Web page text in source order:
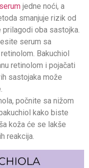
jedne noći, a
smanjuje rizik od
oba sastojka.
serum sa
Bakuchiol
retinolom i pojačati
sastojaka može
počnite sa nižom
kako biste
koža će se lakše
reakcija.